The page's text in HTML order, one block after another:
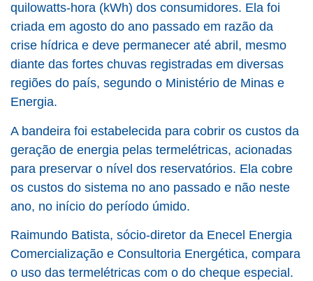
quilowatts-hora (kWh) dos consumidores. Ela foi
criada em agosto do ano passado em razão da
crise hídrica e deve permanecer até abril, mesmo
diante das fortes chuvas registradas em diversas
regiões do país, segundo o Ministério de Minas e
Energia.
A bandeira foi estabelecida para cobrir os custos da
geração de energia pelas termelétricas, acionadas
para preservar o nível dos reservatórios. Ela cobre
os custos do sistema no ano passado e não neste
ano, no início do período úmido.
Raimundo Batista, sócio-diretor da Enecel Energia
Comercialização e Consultoria Energética, compara
o uso das termelétricas com o do cheque especial.